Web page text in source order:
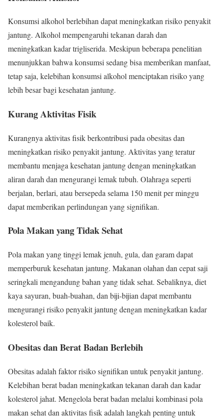
Konsumsi alkohol berlebihan dapat meningkatkan risiko penyakit
jantung. Alkohol mempengaruhi tekanan darah dan
meningkatkan kadar trigliserida. Meskipun beberapa penelitian
menunjukkan bahwa konsumsi sedang bisa memberikan manfaat,
tetap saja, kelebihan konsumsi alkohol menciptakan risiko yang
lebih besar bagi kesehatan jantung.
Kurang Aktivitas Fisik
Kurangnya aktivitas fisik berkontribusi pada obesitas dan
meningkatkan risiko penyakit jantung. Aktivitas yang teratur
membantu menjaga kesehatan jantung dengan meningkatkan
aliran darah dan mengurangi lemak tubuh. Olahraga seperti
berjalan, berlari, atau bersepeda selama 150 menit per minggu
dapat memberikan perlindungan yang signifikan.
Pola Makan yang Tidak Sehat
Pola makan yang tinggi lemak jenuh, gula, dan garam dapat
memperburuk kesehatan jantung. Makanan olahan dan cepat saji
seringkali mengandung bahan yang tidak sehat. Sebaliknya, diet
kaya sayuran, buah-buahan, dan biji-bijian dapat membantu
mengurangi risiko penyakit jantung dengan meningkatkan kadar
kolesterol baik.
Obesitas dan Berat Badan Berlebih
Obesitas adalah faktor risiko signifikan untuk penyakit jantung.
Kelebihan berat badan meningkatkan tekanan darah dan kadar
kolesterol jahat. Mengelola berat badan melalui kombinasi pola
makan sehat dan aktivitas fisik adalah langkah penting untuk